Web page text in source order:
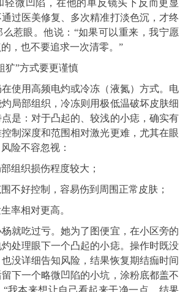
轻微凹陷，在他的单反镜头下反而更显
过医美修复、多次精准打淡色沉，才终
惹眼。他说：“如果可以重来，我宁愿
，也不要追求一次清零。”
犷”方式要更谨慎
使用高频电灼或冷冻（液氮）方式。电
局部组织，冷冻则用极低温破坏皮肤细
是：对于凸起的、较浅的小痣，确实有
制深度和范围相对激光更难，尤其在眼
险不容忽视：
组织损伤程度较大；
不好控制，容易伤到周围正常皮肤；
率相对更高。
就吃过亏。她为了图便宜，在小区旁的
处理眼下一个凸起的小痣。操作时既没
没详细告知风险，结果恢复期结痂时间
下一个略微凹陷的小坑，涂粉底都盖不